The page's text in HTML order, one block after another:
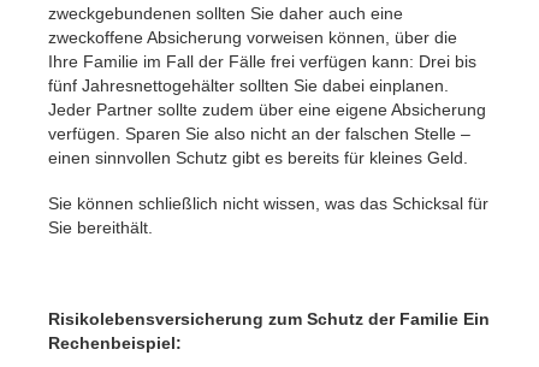
zweckgebundenen sollten Sie daher auch eine
zweckoffene Absicherung vorweisen können, über die
Ihre Familie im Fall der Fälle frei verfügen kann: Drei bis
fünf Jahresnettogehälter sollten Sie dabei einplanen.
Jeder Partner sollte zudem über eine eigene Absicherung
verfügen. Sparen Sie also nicht an der falschen Stelle –
einen sinnvollen Schutz gibt es bereits für kleines Geld.
Sie können schließlich nicht wissen, was das Schicksal für
Sie bereithält.
Risikolebensversicherung zum Schutz der Familie Ein
Rechenbeispiel: